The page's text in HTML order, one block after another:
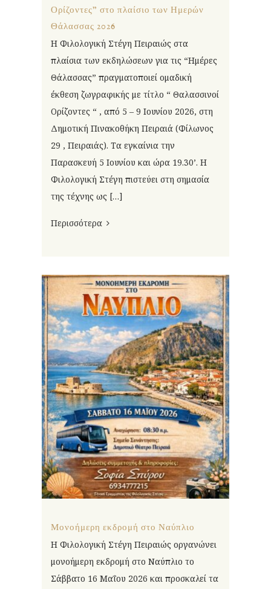
Ορίζοντες” στο πλαίσιο των Ημερών
Θάλασσας 2026
Η Φιλολογική Στέγη Πειραιώς στα
πλαίσια των εκδηλώσεων για τις “Ημέρες
Θάλασσας” πραγματοποιεί ομαδική
έκθεση ζωγραφικής με τίτλο “ Θαλασσινοί
Ορίζοντες “ , από 5 – 9 Ιουνίου 2026, στη
Δημοτική Πινακοθήκη Πειραιά (Φίλωνος
29 , Πειραιάς). Τα εγκαίνια την
Παρασκευή 5 Ιουνίου και ώρα 19.30’. Η
Φιλολογική Στέγη πιστεύει στη σημασία
της τέχνης ως […]
Περισσότερα
Μονοήμερη εκδρομή στο Ναύπλιο
Η Φιλολογική Στέγη Πειραιώς οργανώνει
μονοήμερη εκδρομή στο Ναύπλιο το
Σάββατο 16 Μαΐου 2026 και προσκαλεί τα